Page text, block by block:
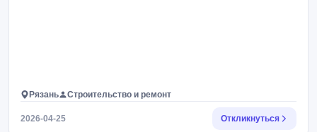
Рязань Строительство и ремонт
2026-04-25 Откликнуться